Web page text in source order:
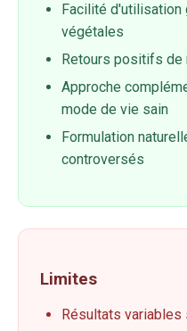
Facilité d'utilisation
végétales
Retours positifs de
Approche
mode de vie sain
Formulation
controversés
Limites
Résultats